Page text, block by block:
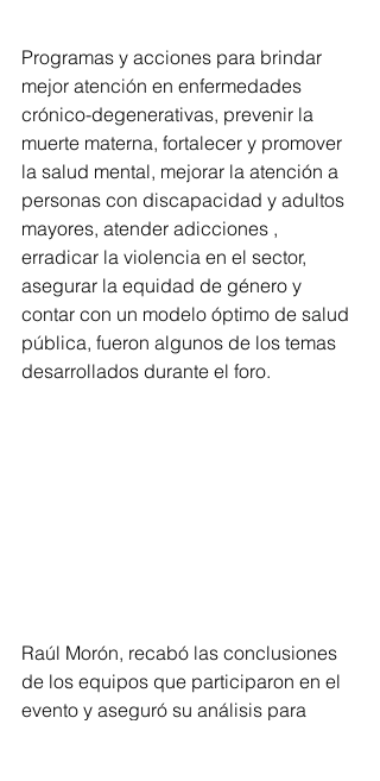
Programas y acciones para brindar
mejor atención en enfermedades
crónico-degenerativas, prevenir la
muerte materna, fortalecer y promover
la salud mental, mejorar la atención a
personas con discapacidad y adultos
mayores, atender adicciones ,
erradicar la violencia en el sector,
asegurar la equidad de género y
contar con un modelo óptimo de salud
pública, fueron algunos de los temas
desarrollados durante el foro.
Raúl Morón, recabó las conclusiones
de los equipos que participaron en el
evento y aseguró su análisis para